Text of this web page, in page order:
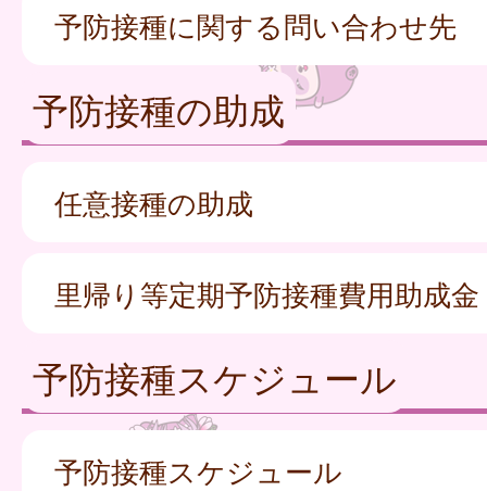
予防接種に関する問い合わせ先
予防接種の助成
任意接種の助成
里帰り等定期予防接種費用助成金
予防接種スケジュール
予防接種スケジュール